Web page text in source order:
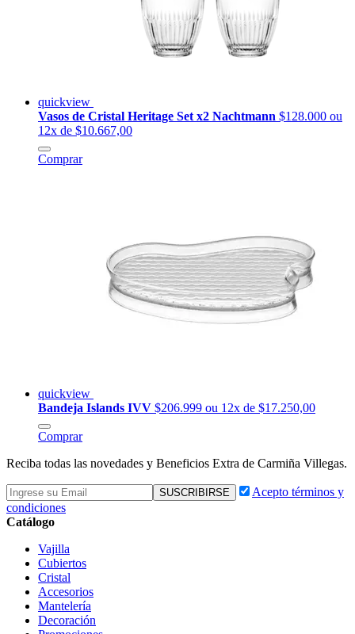
quickview
Vasos de Cristal Heritage Set x2 Nachtmann $128.000 ou
12x de $10.667,00
Comprar
quickview
Bandeja Islands IVV $206.999 ou 12x de $17.250,00
Comprar
Reciba todas las novedades y Beneficios Extra de Carmiña Villegas.
Acepto términos y
condiciones
Catálogo
Vajilla
Cubiertos
Cristal
Accesorios
Mantelería
Decoración